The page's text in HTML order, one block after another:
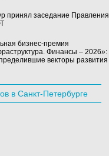
принял заседание Правления
бизнес-премия
Финансы – 2026»:
векторы развития
в Санкт-Петербурге